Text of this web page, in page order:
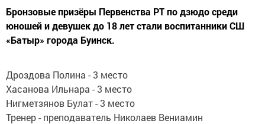
Бронзовые призёры Первенства РТ по дзюдо среди
юношей и девушек до 18 лет стали воспитанники СШ
«Батыр» города Буинск.
Дроздова Полина - 3 место
Хасанова Ильнара - 3 место
Нигметзянов Булат - 3 место
Тренер - преподаватель Николаев Вениамин